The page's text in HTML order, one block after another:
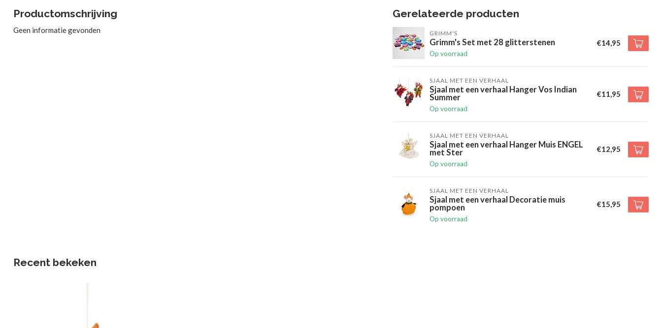
Productomschrijving
Geen informatie gevonden
Gerelateerde producten
GRIMM'S
Grimm's Set met 28 glitterstenen
Op voorraad
€14,95
SJAAL MET EEN VERHAAL
Sjaal met een verhaal Hanger Vos Indian
Summer
Op voorraad
€11,95
SJAAL MET EEN VERHAAL
Sjaal met een verhaal Hanger Muis ENGEL
met Ster
Op voorraad
€12,95
SJAAL MET EEN VERHAAL
Sjaal met een verhaal Decoratie muis
pompoen
Op voorraad
€15,95
Recent bekeken